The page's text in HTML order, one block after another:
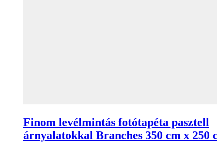
Finom levélmintás fotótapéta pasztell
árnyalatokkal Branches 350 cm x 250